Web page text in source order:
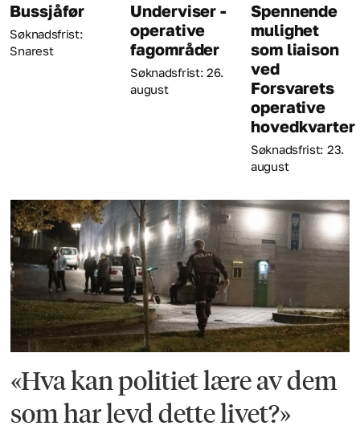
Bussjåfør
Søknadsfrist:
Snarest
Underviser -
operative
fagområder
Søknadsfrist: 26.
august
Spennende
mulighet
som liaison
ved
Forsvarets
operative
hovedkvarter
Søknadsfrist: 23.
august
«Hva kan politiet lære av dem
som har levd dette livet?»